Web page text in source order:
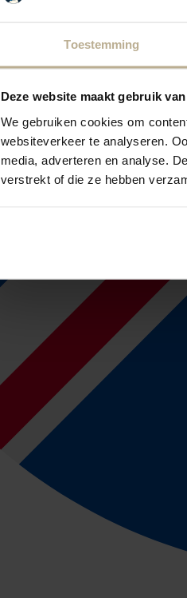
Toestemming
Deze website maakt gebruik
We gebruiken cookies om
websiteverkeer te analyseren.
media, adverteren en analyse.
verstrekt of die ze hebben